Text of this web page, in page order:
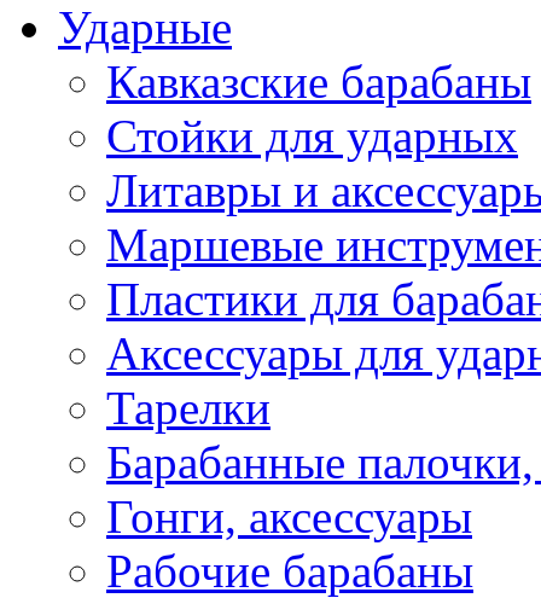
Ударные
Кавказские барабаны
Стойки для ударных
Литавры и
Маршевые
Пластики для
Аксессуары для
Тарелки
Барабанные палочки,
Гонги, аксессуары
Рабочие барабаны